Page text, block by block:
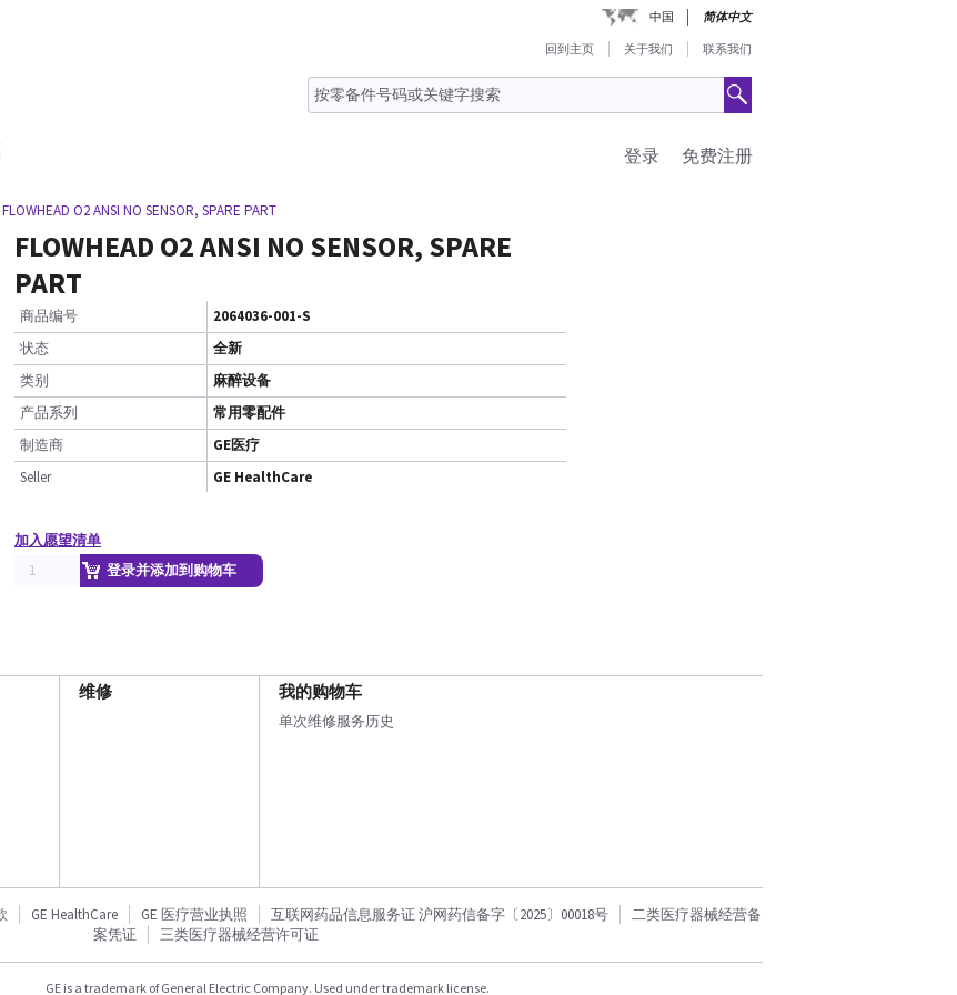
中国 简体中文
回到主页 关于我们 联系我们
免费注册
登录
O2 ANSI NO SENSOR, SPARE PART
FLOWHEAD O2 ANSI NO SENSOR, SPARE
PART
商品编号
2064036-001-S
状态
全新
类别
麻醉设备
产品系列
常用零配件
制造商
GE医疗
Seller
GE HealthCare
加入愿望清单
登录并添加到购物车
维修 我的购物车
单次维修服务历史
GE HealthCare GE 医疗营业执照 互联网药品信息服务证 沪网药信备字〔2025〕00018号
二类医疗器械经营备
案凭证
三类医疗器械经营许可证
GE is a trademark of General Electric Company. Used under trademark license.